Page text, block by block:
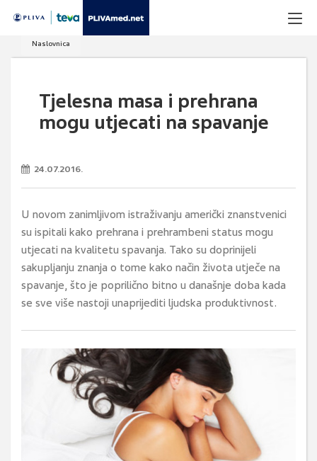
Naslovnica
Tjelesna masa i prehrana
mogu utjecati na spavanje
24.07.2016.
U novom zanimljivom istraživanju američki znanstvenici
su ispitali kako prehrana i prehrambeni status mogu
utjecati na kvalitetu spavanja. Tako su doprinijeli
sakupljanju znanja o tome kako način života utječe na
spavanje, što je poprilično bitno u današnje doba kada
se sve više nastoji unaprijediti ljudska produktivnost.